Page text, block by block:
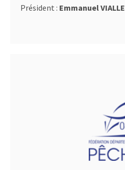
Président : Emmanuel VIALLE